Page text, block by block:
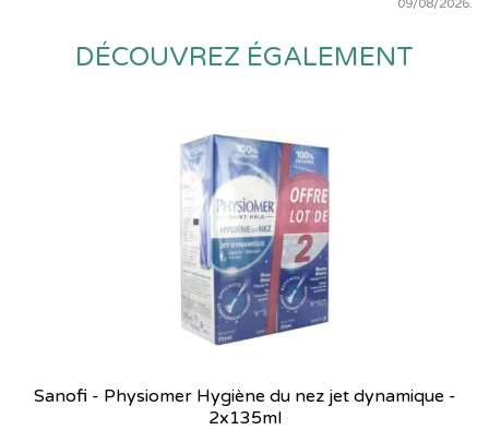
09/08/2026.
DÉCOUVREZ ÉGALEMENT
Sanofi - Physiomer Hygiène du nez jet dynamique -
2x135ml